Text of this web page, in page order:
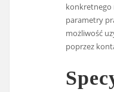
konkretnego
parametry
możliwość
poprzez